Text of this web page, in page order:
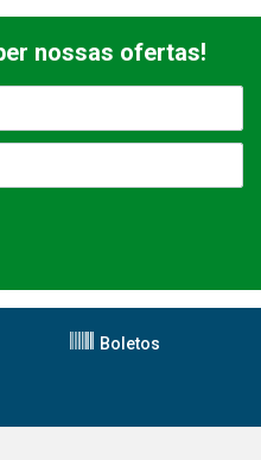
nossas ofertas!
Boletos